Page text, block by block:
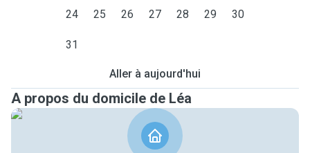
24 25 26 27 28 29 30
31
Aller à aujourd'hui
A propos du domicile de Léa